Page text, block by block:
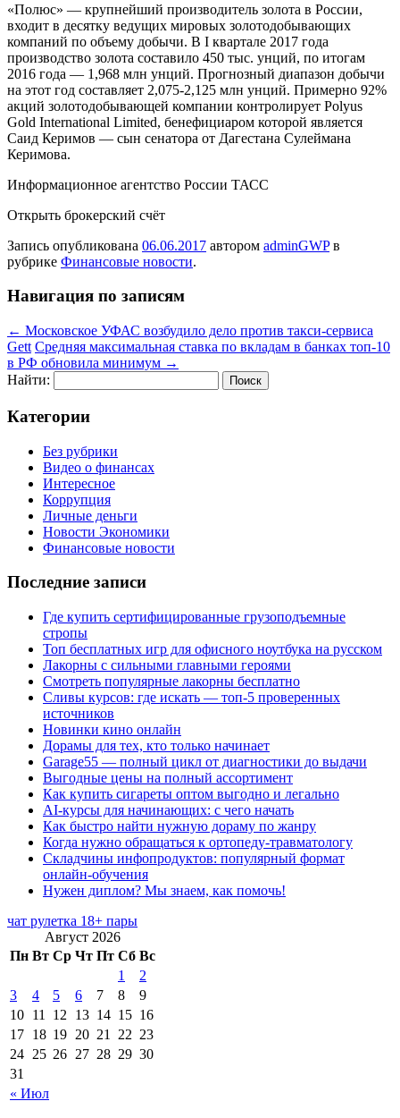
«Полюс» — крупнейший производитель золота в России,
входит в десятку ведущих мировых золотодобывающих
компаний по объему добычи. В I квартале 2017 года
производство золота составило 450 тыс. унций, по итогам
2016 года — 1,968 млн унций. Прогнозный диапазон добычи
на этот год составляет 2,075-2,125 млн унций. Примерно 92%
акций золотодобывающей компании контролирует Polyus
Gold International Limited, бенефициаром которой является
Саид Керимов — сын сенатора от Дагестана Сулеймана
Керимова.
Информационное агентство России ТАСС
Открыть брокерский счёт
Запись опубликована 06.06.2017 автором adminGWPв
рубрике Финансовые новости.
Навигация по записям
← Московское УФАС возбудило дело против такси-сервиса
Gett Средняя максимальная ставка по вкладам в банках топ-10
в РФ обновила минимум →
Найти:
Категории
Без рубрики
Видео о финансах
Интересное
Коррупция
Личные деньги
Новости Экономики
Финансовые новости
Последние записи
Где купить сертифицированные грузоподъемные
стропы
Топ бесплатных игр для офисного ноутбука на русском
Лакорны с сильными главными героями
Смотреть популярные лакорны бесплатно
Сливы курсов: где искать — топ-5 проверенных
источников
Новинки кино онлайн
Дорамы для тех, кто только начинает
Garage55 — полный цикл от диагностики до выдачи
Выгодные цены на полный ассортимент
Как купить сигареты оптом выгодно и легально
AI-курсы для начинающих: с чего начать
Как быстро найти нужную дораму по жанру
Когда нужно обращаться к ортопеду-травматологу
Складчины инфопродуктов: популярный формат
онлайн-обучения
Нужен диплом? Мы знаем, как помочь!
чат рулетка 18+ пары
Август 2026
Пн Вт Ср Чт Пт Сб Вс
« Июл
1
2
3
4 5 6 7 8
9
10 11 12 13 14 15 16
17 18 19 20 21 22 23
24 25 26 27 28 29 30
31